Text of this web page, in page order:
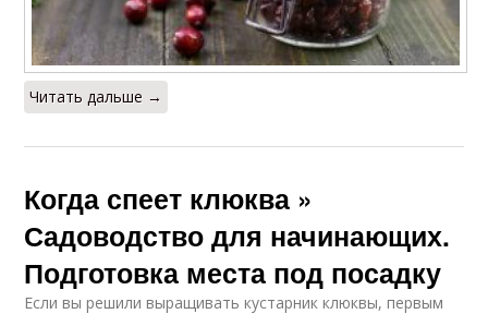
Читать дальше →
Когда спеет клюква »
Садоводство для начинающих.
Подготовка места под посадку
Если вы решили выращивать кустарник клюквы, первым